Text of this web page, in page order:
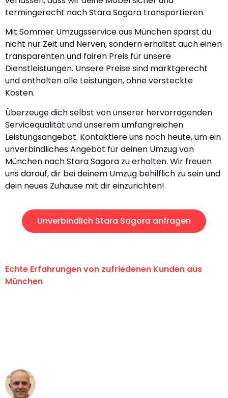
termingerecht nach Stara Sagora transportieren.
Mit Sommer Umzugsservice aus München sparst du
nicht nur Zeit und Nerven, sondern erhältst auch einen
transparenten und fairen Preis für unsere
Dienstleistungen. Unsere Preise sind marktgerecht
und enthalten alle Leistungen, ohne versteckte
Kosten.
Überzeuge dich selbst von unserer hervorragenden
Servicequalität und unserem umfangreichen
Leistungsangebot. Kontaktiere uns noch heute, um ein
unverbindliches Angebot für deinen Umzug von
München nach Stara Sagora zu erhalten. Wir freuen
uns darauf, dir bei deinem Umzug behilflich zu sein und
dein neues Zuhause mit dir einzurichten!
Unverbindlich Stara Sagora anfragen
Echte Erfahrungen von zufriedenen Kunden aus
München